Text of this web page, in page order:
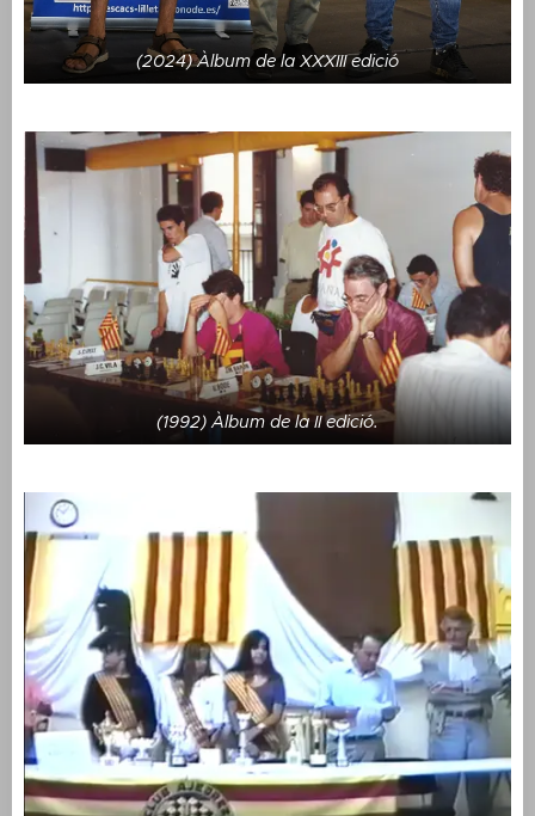
(2024) Àlbum de la XXXIII edició
(1992) Àlbum de la II edició.